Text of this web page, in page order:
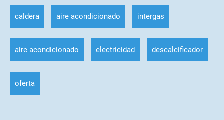
caldera aire acondicionado intergas
aire acondicionado electricidad descalcificador
oferta